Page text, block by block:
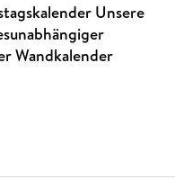
Unsere
Wandkalender